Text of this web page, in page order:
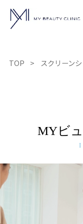
TOP スクリーン
MYビ